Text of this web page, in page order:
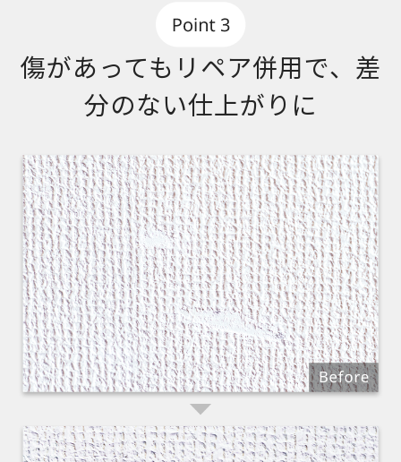
傷があってもリペア併用で、差
分のない仕上がりに